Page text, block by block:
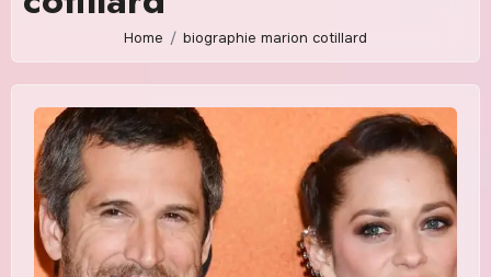
Home biographie marion cotillard